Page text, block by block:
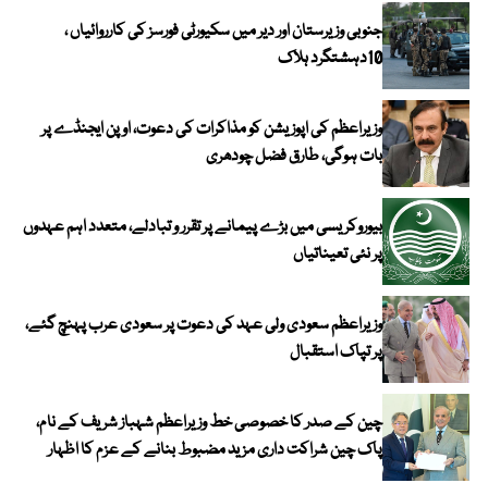
جنوبی وزیرستان اور دیر میں سکیورٹی فورسز کی کارروائیاں ،
10دہشتگرد ہلاک
وزیراعظم کی اپوزیشن کو مذاکرات کی دعوت، اوپن ایجنڈے پر
بات ہوگی، طارق فضل چودھری
بیوروکریسی میں بڑے پیمانے پر تقرر و تبادلے، متعدد اہم عہدوں
پر نئی تعیناتیاں
وزیراعظم سعودی ولی عہد کی دعوت پر سعودی عرب پہنچ گئے،
پر تپاک استقبال
چین کے صدر کا خصوصی خط وزیراعظم شہباز شریف کے نام،
پاک چین شراکت داری مزید مضبوط بنانے کے عزم کا اظہار